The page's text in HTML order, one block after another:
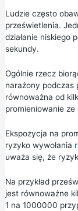
Ludzie często
prześwietlenia.
działanie niskiego
sekundy.
Ogólnie rzecz
narażony podczas
równoważna od
promieniowanie ze
Ekspozycja na
ryzyko wywołania
uważa się, że
Na przykład
jest równoważne
1 na 1000000